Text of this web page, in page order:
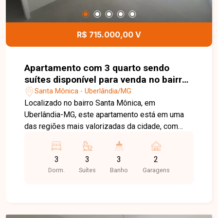
manutenção e limpeza das áreas comuns, com
água e energia das áreas comuns inclusas na
taxa condominial. O prédio possui apenas quatro
pavimentos, garantindo um ambiente tranquilo e
garagem, sendo 02 cobertas e 02 descobertas.
Entre em contato para mais informações e
agende uma visita para conhecer esta excelente
cobertura.
R$ 715.000,00 V
Apartamento com 3 quarto sendo
suítes disponível para venda no bairro
Santa Mônica em Uberlânida-MG
Santa Mônica - Uberlândia/MG
Localizado no bairro Santa Mônica, em
Uberlândia-MG, este apartamento está em uma
das regiões mais valorizadas da cidade, com
principais vias e proximidade com universidades,
supermercados, escolas, farmácias, restaurantes
e diversos comércios e serviços, proporcionando
3
Dorm.
3
Suítes
3
Banho
2
Garagens